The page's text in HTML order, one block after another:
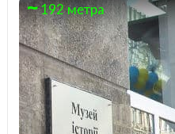
192 метра